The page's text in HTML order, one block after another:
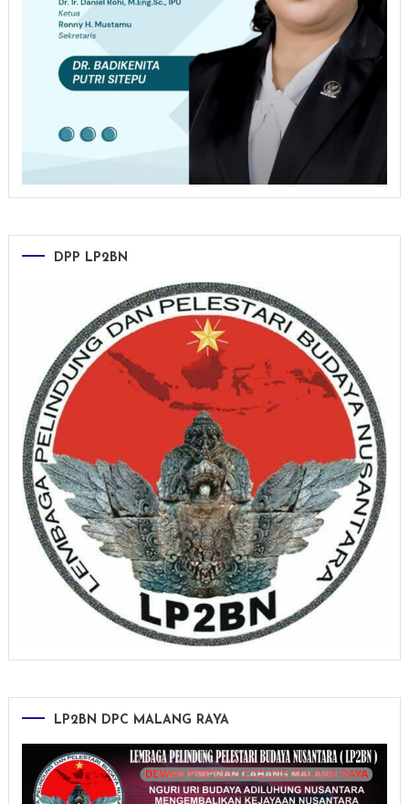
DPP LP2BN
LP2BN DPC MALANG RAYA